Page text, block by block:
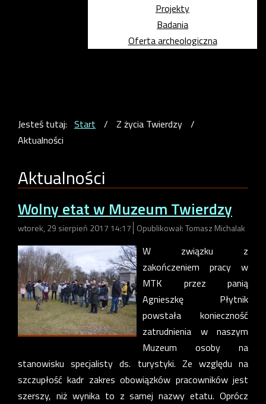
Projekty
Badania
Oferta archeologiczna
Jesteś tutaj: Start / Z życia Twierdzy /
Aktualności
Aktualności
Wolny etat w Muzeum Twierdzy
wtorek, 29 sierpień 2017 14:17 Opublikował: Tomasz Michalak
W związku z
zakończeniem pracy w
MTK przez panią
Agnieszkę Płytnik
powstała konieczność
zatrudnienia w naszym
Muzeum osoby na
stanowisku specjalisty ds. turystyki. Ze względu na
szczupłość kadr zakres obowiązków pracowników jest
szerszy, niż wynika to z samej nazwy etatu. Oprócz